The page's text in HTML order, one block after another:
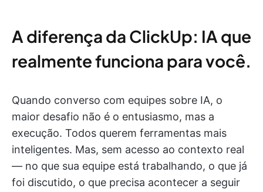
A diferença da ClickUp: IA que
realmente funciona para você.
Quando converso com equipes sobre IA, o
maior desafio não é o entusiasmo, mas a
execução. Todos querem ferramentas mais
inteligentes. Mas, sem acesso ao contexto real
— no que sua equipe está trabalhando, o que já
foi discutido, o que precisa acontecer a seguir